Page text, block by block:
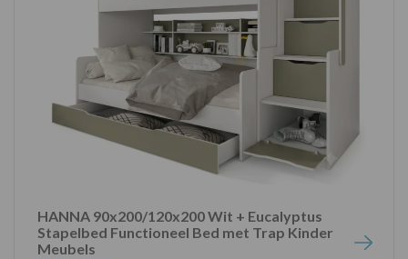
HANNA 90x200/120x200 Wit + Eucalyptus
Stapelbed Functioneel Bed met Trap Kinder
Meubels